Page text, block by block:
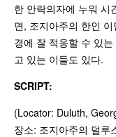
한 안락의자에 누워 시
면, 조지아주의 한인
경에 잘 적응할 수 있
고 있는 이들도 있다.
SCRIPT:
(Locator: Duluth,
장소: 조지아주의 덜루